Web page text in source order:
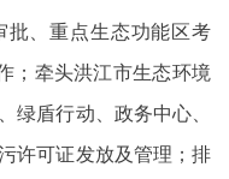
、重点生态功能区考
；牵头洪江市生态环境
盾行动、政务中心、
许可证发放及管理；排